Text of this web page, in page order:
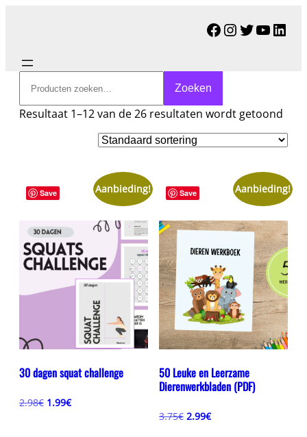
Facebook
Instagram
Twitter
Zoeken
Resultaat 1–12 van de 26 resultaten wordt getoond
Save Aanbieding!
30 dagen squat challenge
2.98€ Oorspronkelijke
1.99€Huidige
Save Aanbieding!
50 Leuke en Leerzame
Dierenwerkbladen (PDF)
3.75€ Oorspronkelijke
2.99€Huidige